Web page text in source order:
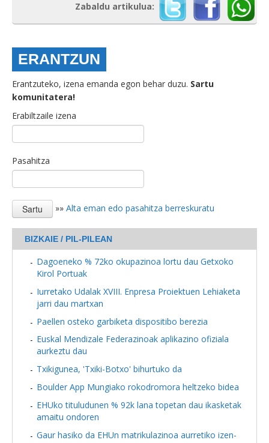
Zabaldu artikulua:
ERANTZUN
Erantzuteko, izena emanda egon behar duzu. Sartu
komunitatera!
Erabiltzaile izena
Pasahitza
»» Alta eman edo pasahitza berreskuratu
BIZKAIE / PIL-PILEAN
Dagoeneko % 72ko okupazinoa lortu dau Getxoko
Kirol Portuak
Iurretako Udalak XVIII. Enpresa Proiektuen Lehiaketa
jarri dau martxan
Paellen osteko garbiketa dispositibo berezia
Euskal Mendizale Federazinoak aplikazino ofiziala
aurkeztu dau
Txikigunea, 'Txiki-Botxo' bihurtuko da
Boulder App Mungiako rokodromora heltzeko bidea
EHUko tituludunen % 92k lana topetan dau ikasketak
amaitu ondoren
Gaur hasiko da EHUn matrikulazinoa aurretiko izen-